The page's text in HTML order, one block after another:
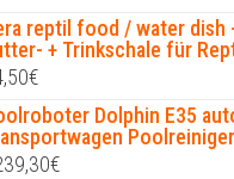
reptil food / water dish
+ Trinkschale für
€
Dolphin E35
Poolreiniger
€